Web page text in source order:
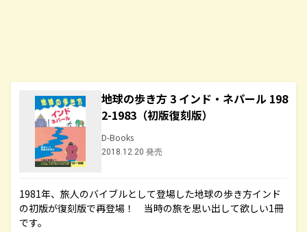
地球の歩き方 3 インド・ネパール 198
2-1983（初版復刻版）
D-Books
2018.12.20 発売
1981年、旅人のバイブルとして登場した地球の歩き方インド
の初版が復刻版で再登場！ 当時の旅を思い出して欲しい1冊
です。